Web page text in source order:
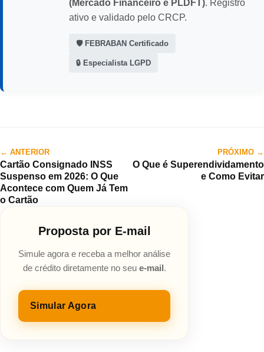
(Mercado Financeiro e PLDFT). Registro
ativo e validado pelo CRCP.
🛡️ FEBRABAN Certificado
🔒 Especialista LGPD
← ANTERIOR
Cartão Consignado INSS
Suspenso em 2026: O Que
Acontece com Quem Já Tem
o Cartão
PRÓXIMO →
O Que é Superendividamento
e Como Evitar
Proposta por E-mail
Simule agora e receba a melhor análise
de crédito diretamente no seu e-mail.
Simular Agora